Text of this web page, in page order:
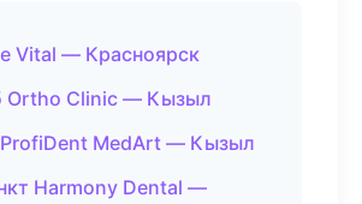
Vital — Красноярск
Ortho Clinic — Кызыл
MedArt — Кызыл
Harmony Dental —